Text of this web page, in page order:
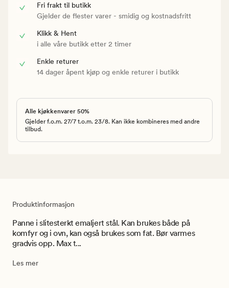
Fri frakt til butikk
Gjelder de flester varer - smidig og kostnadsfritt
Klikk & Hent
i alle våre butikk etter 2 timer
Enkle returer
14 dager åpent kjøp og enkle returer i butikk
Alle kjøkkenvarer 50%
Gjelder f.o.m. 27/7 t.o.m. 23/8. Kan ikke kombineres med andre
tilbud.
Produktinformasjon
Panne i slitesterkt emaljert stål. Kan brukes både på
komfyr og i ovn, kan også brukes som fat. Bør varmes
gradvis opp. Max t...
Les mer